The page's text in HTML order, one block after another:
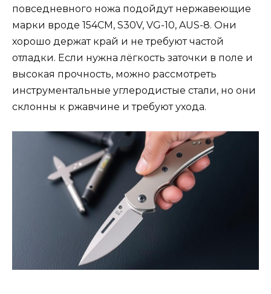
повседневного ножа подойдут нержавеющие
марки вроде 154CM, S30V, VG-10, AUS-8. Они
хорошо держат край и не требуют частой
отладки. Если нужна лёгкость заточки в поле и
высокая прочность, можно рассмотреть
инструментальные углеродистые стали, но они
склонны к ржавчине и требуют ухода.